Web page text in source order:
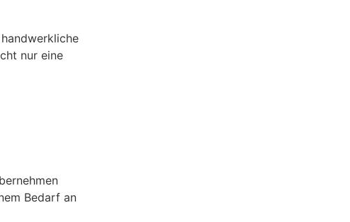
nur eine
Bedarf an